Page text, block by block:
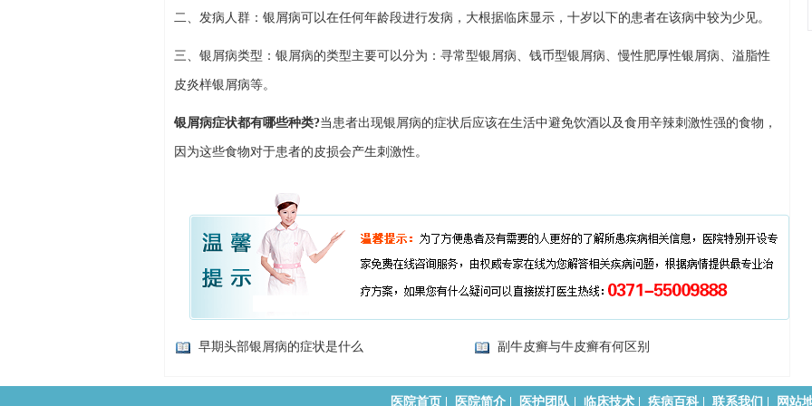
二、发病人群：银屑病可以在任何年龄段进行发病，大根据临床显示，十岁以下的患者在该病中较为少见。
三、银屑病类型：银屑病的类型主要可以分为：寻常型银屑病、钱币型银屑病、慢性肥厚性银屑病、溢脂性
皮炎样银屑病等。
银屑病症状都有哪些种类?当患者出现银屑病的症状后应该在生活中避免饮酒以及食用辛辣刺激性强的食物，
因为这些食物对于患者的皮损会产生刺激性。
早期头部银屑病的症状是什么 副牛皮癣与牛皮癣有何区别
医院首页 医院简介 医护团队 临床技术 疾病百科 联系我们 网站